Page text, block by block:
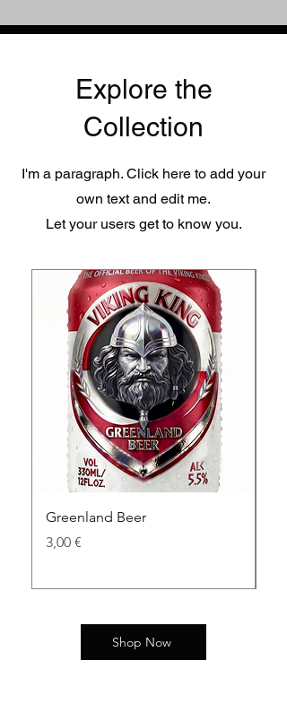
Explore the
Collection
I'm a paragraph. Click here to add your
own text and edit me.
Let your users get to know you.
Greenland Beer
Price
3,00 €
Shop Now